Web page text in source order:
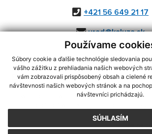
Používame
Súbory cookie a ďalšie technológie sledovania
vášho zážitku z prehliadania našich webových
vám zobrazovali prispôsobený obsah a cielené
návštevnosti našich webových stránok a na
návštevníci prichádzajú.
SÚHLASÍM
+421 56 649 21 17
urad@kaluza.sk
využite možnosť získavania aktuálnych
CMS systém (redakčný) systém ECHELON 2,
webex.digital, s.r.o.,domény,
Posledná aktualizácia: